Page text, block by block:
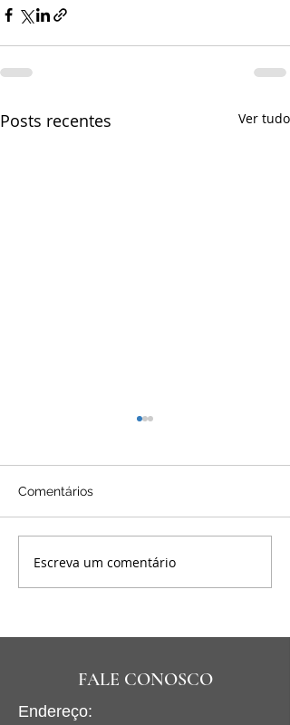
Posts recentes Ver tudo
Contratos de
Transferência de
competitividade
Comentários
Escreva um comentário
FALE CONOSCO
Endereço: